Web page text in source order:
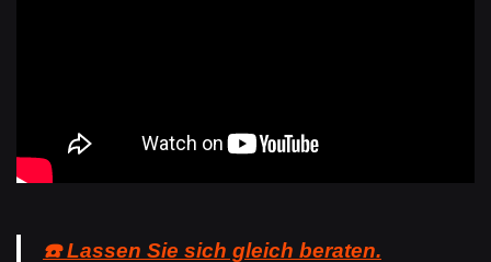
☎️ Lassen Sie sich gleich beraten.